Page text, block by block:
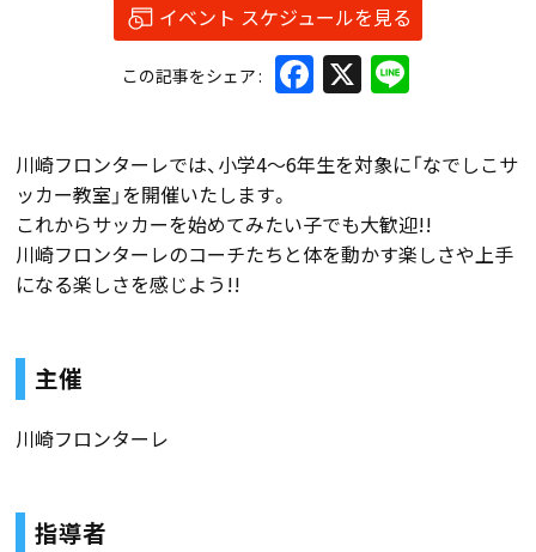
イベント スケジュールを見る
この記事をシェア Facebook
X
川崎フロンターレでは、小学4～6年生を対象に「なでしこサ
ッカー教室」を開催いたします。
これからサッカーを始めてみたい子でも大歓迎!!
川崎フロンターレのコーチたちと体を動かす楽しさや上手
になる楽しさを感じよう!!
主催
川崎フロンターレ
指導者